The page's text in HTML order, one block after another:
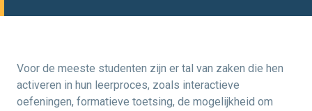
Voor de meeste studenten zijn er tal van zaken die hen
activeren in hun leerproces, zoals interactieve
oefeningen, formatieve toetsing, de mogelijkheid om